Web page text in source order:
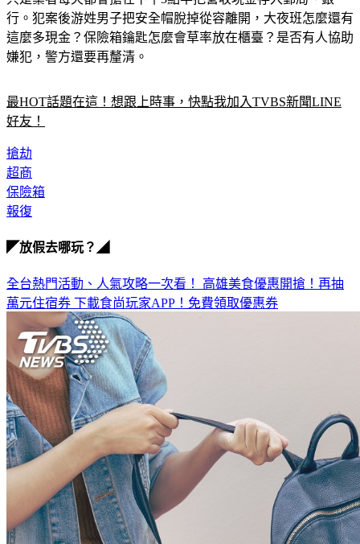
行。犯案後游姓男子把安全帽脫掉從容離開，大夜班怎麼還有
這麼多現金？保險箱鑰匙怎麼會草率放在櫃臺？是否有人協助
嫌犯，警方還要再釐清。
最HOT話題在這！想跟上時事，快點我加入TVBS新聞LINE
好友！
搶劫
超商
保險箱
報復
◤放假去哪玩？◢
全台熱門活動、人氣攻略一次看！ 高雄美食優惠開搶！再抽
萬元住宿券 下載食尚玩家APP！免費領取優惠券